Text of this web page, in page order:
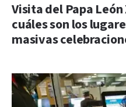
Visita del Papa
cuáles son los
masivas